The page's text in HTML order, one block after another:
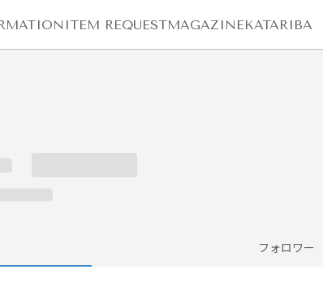
ITEM REQUESTMAGAZINEKATARIBA
フォロワー